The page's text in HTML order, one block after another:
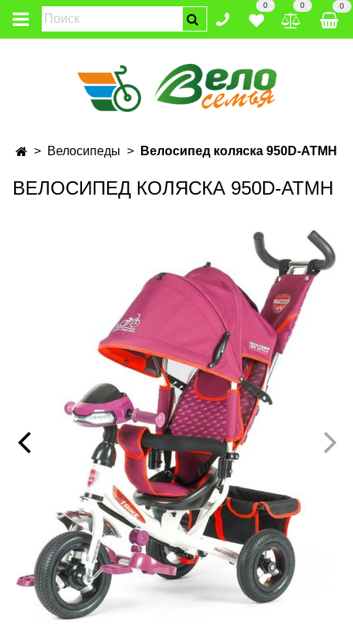
0 0 0
Велосипеды Велосипед коляска 950D-ATMH
ВЕЛОСИПЕД КОЛЯСКА 950D-ATMH